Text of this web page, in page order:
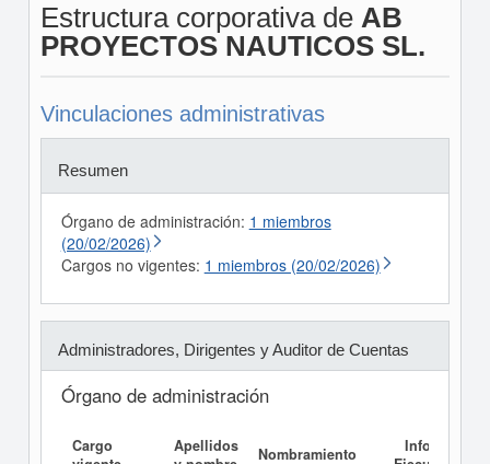
Estructura corporativa de AB
PROYECTOS NAUTICOS SL.
Vinculaciones administrativas
Resumen
Órgano de administración: 1 miembros
(20/02/2026)
Cargos no vigentes: 1 miembros (20/02/2026)
Administradores, Dirigentes y Auditor de Cuentas
Órgano de administración
Cargo
Apellidos
Nombramiento
Informe